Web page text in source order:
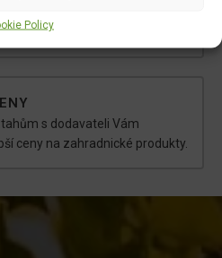
Policy
Vaší objednávky.
s dodavateli Vám
ceny na zahradnické produkty.